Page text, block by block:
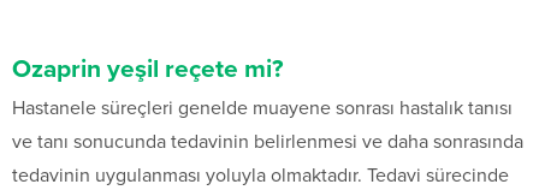
Ozaprin yeşil reçete mi?
Hastanele süreçleri genelde muayene sonrası hastalık tanısı
ve tanı sonucunda tedavinin belirlenmesi ve daha sonrasında
tedavinin uygulanması yoluyla olmaktadır. Tedavi sürecinde